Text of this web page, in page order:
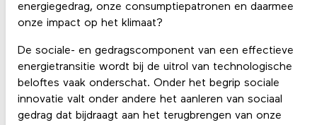
energiegedrag, onze consumptiepatronen en daarmee
onze impact op het klimaat?
De sociale- en gedragscomponent van een effectieve
energietransitie wordt bij de uitrol van technologische
beloftes vaak onderschat. Onder het begrip sociale
innovatie valt onder andere het aanleren van sociaal
gedrag dat bijdraagt aan het terugbrengen van onze